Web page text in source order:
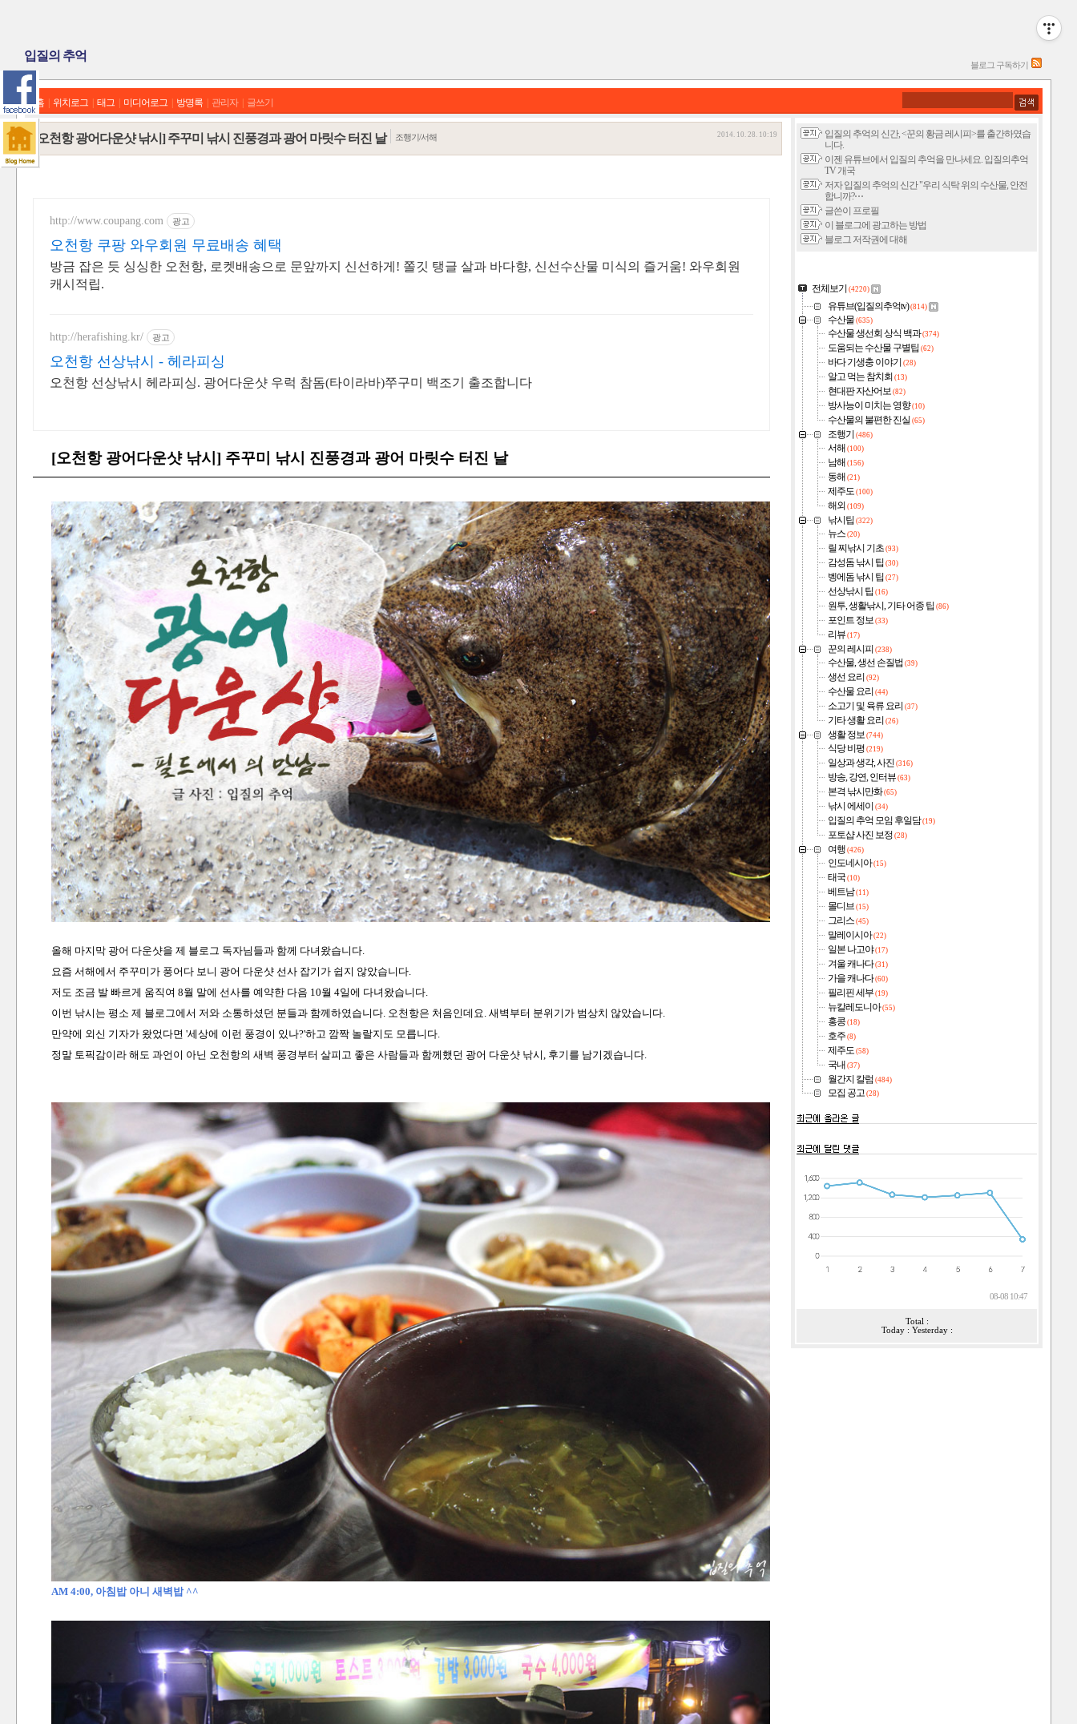
입질의 추억
블로그 구독하기
홈 위치로그 태그 미디어로그 방명록 관리자 글쓰기
[오천항 광어다운샷 낚시] 주꾸미 낚시 진풍경과 광어 마릿수 터진 날 조행기/서해 2014. 10. 28. 10:19
http://www.coupang.com 광고
오천항 쿠팡 와우회원 무료배송 혜택
방금 잡은 듯 싱싱한 오천항, 로켓배송으로 문앞까지 신선하게! 쫄깃 탱글 살과 바다향, 신선수산물 미식의 즐거움! 와우회원
캐시적립.
http://herafishing.kr/ 광고
오천항 선상낚시 - 헤라피싱
오천항 선상낚시 헤라피싱. 광어다운샷 우럭 참돔(타이라바)쭈구미 백조기 출조합니다
[오천항 광어다운샷 낚시] 주꾸미 낚시 진풍경과 광어 마릿수 터진 날
올해 마지막 광어 다운샷을 제 블로그 독자님들과 함께 다녀왔습니다.
요즘 서해에서 주꾸미가 풍어다 보니 광어 다운샷 선사 잡기가 쉽지 않았습니다.
저도 조금 발 빠르게 움직여 8월 말에 선사를 예약한 다음 10월 4일에 다녀왔습니다.
이번 낚시는 평소 제 블로그에서 저와 소통하셨던 분들과 함께하였습니다. 오천항은 처음인데요. 새벽부터 분위기가 범상치 않았습니다.
만약에 외신 기자가 왔었다면 '세상에 이런 풍경이 있나?'하고 깜짝 놀랄지도 모릅니다.
정말 토픽감이라 해도 과언이 아닌 오천항의 새벽 풍경부터 살피고 좋은 사람들과 함께했던 광어 다운샷 낚시, 후기를 남기겠습니다.
AM 4:00, 아침밥 아니 새벽밥 ^^
입질의 추억의 신간, <꾼의 황금 레시피>를 출간하였습
니다.
이젠 유튜브에서 입질의 추억을 만나세요. 입질의추억
TV 개국
저자 입질의 추억의 신간 "우리 식탁 위의 수산물, 안전
합니까?⋯
글쓴이 프로필
이 블로그에 광고하는 방법
블로그 저작권에 대해
카테고리
전체보기 (4220)
유튜브(입질의추억tv)(814)
수산물 (635)
수산물 생선회 상식 백과(374)
도움되는 수산물 구별팁 (62)
바다 기생충 이야기 (28)
알고 먹는 참치회 (13)
현대판 자산어보 (82)
방사능이 미치는 영향(10)
수산물의 불편한 진실 (65)
조행기 (486)
서해 (100)
남해 (156)
동해 (21)
제주도 (100)
해외 (109)
낚시팁(322)
뉴스 (20)
릴 찌낚시 기초 (93)
감성돔 낚시 팁 (30)
벵에돔 낚시 팁 (27)
선상낚시 팁 (16)
원투, 생활낚시, 기타 어종 팁 (86)
포인트 정보 (33)
리뷰 (17)
꾼의 레시피 (238)
수산물, 생선 손질법 (39)
생선 요리 (92)
수산물 요리 (44)
소고기 및 육류 요리 (37)
기타 생활 요리 (26)
생활 정보 (744)
식당 비평 (219)
일상과 생각, 사진 (316)
방송, 강연, 인터뷰 (63)
본격 낚시만화(65)
낚시 에세이 (34)
입질의 추억 모임 후일담(19)
포토샵 사진 보정 (28)
여행 (426)
인도네시아(15)
태국 (10)
베트남(11)
몰디브 (15)
그리스 (45)
말레이시아(22)
일본 나고야(17)
겨울 캐나다(31)
가을 캐나다(60)
필리핀 세부 (19)
뉴칼레도니아(55)
홍콩 (18)
호주 (8)
제주도 (58)
국내 (37)
월간지 칼럼 (484)
모집 공고 (28)
최근에 올라온 글
최근에 달린 댓글
08-08 10:47
Total :
Today : Yesterday :